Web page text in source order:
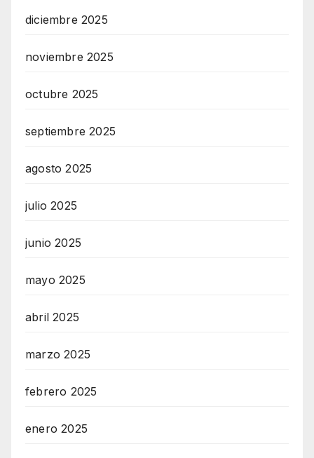
A
E
T
M
I
Z
RadioVersia
diciembre 2025
noviembre 2025
octubre 2025
septiembre 2025
agosto 2025
julio 2025
junio 2025
mayo 2025
abril 2025
marzo 2025
febrero 2025
enero 2025